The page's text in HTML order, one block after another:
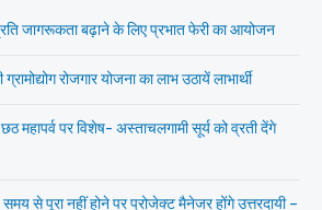
जागरूकता बढ़ाने के लिए प्रभात फेरी का आयोजन
रोजगार योजना का लाभ उठायें लाभार्थी
छठ महापर्व पर विशेष- अस्ताचलगामी सूर्य को व्रती देंगे
समय से पूरा नहीं होने पर प्रोजेक्ट मैनेजर होंगे उत्तरदायी –